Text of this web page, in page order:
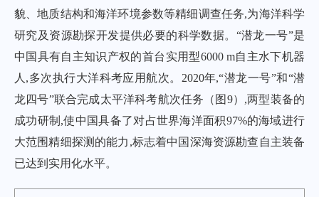
貌、地质结构和海洋环境参数等精细调查任务,为海洋科学
研究及资源勘探开发提供必要的科学数据。“潜龙一号”是
中国具有自主知识产权的首台实用型6000 m自主水下机器
人,多次执行大洋科考应用航次。2020年,“潜龙一号”和“潜
龙四号”联合完成太平洋科考航次任务（ 图9）,两型装备的
成功研制,使中国具备了对占世界海洋面积97%的海域进行
大范围精细探测的能力,标志着中国深海资源勘查自主装备
已达到实用化水平。